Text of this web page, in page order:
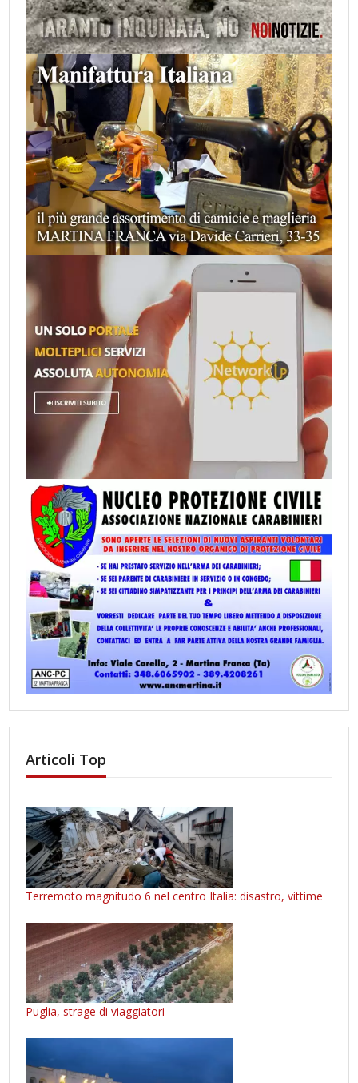
Articoli Top
Terremoto magnitudo 6 nel centro Italia: disastro, vittime
Puglia, strage di viaggiatori